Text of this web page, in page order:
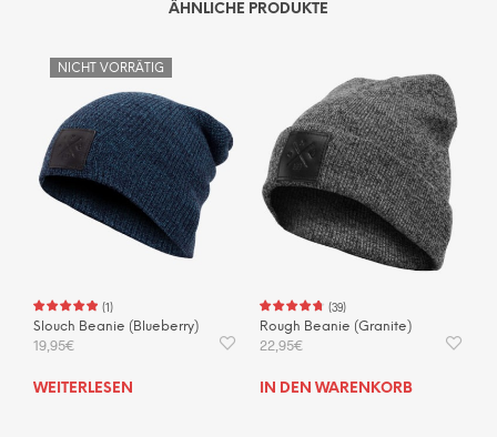
ÄHNLICHE PRODUKTE
NICHT VORRÄTIG
(1 )
Slouch Beanie (Blueberry)
19,95€
WEITERLESEN
(39)
Rough Beanie (Granite)
22,95€
IN DEN WARENKORB